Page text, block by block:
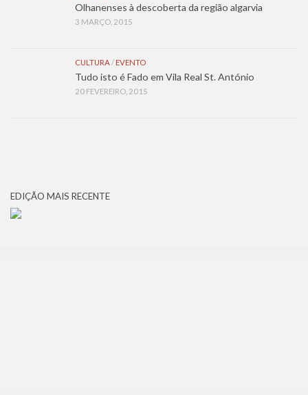
Olhanenses à descoberta da região algarvia
3 MARÇO, 2015
CULTURA/ EVENTO
Tudo isto é Fado em Vila Real St. António
20 FEVEREIRO, 2015
EDIÇÃO MAIS RECENTE